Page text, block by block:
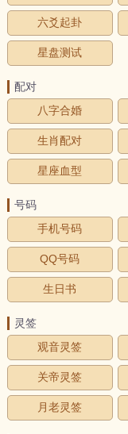
六爻起卦
星盘测试
配对
八字合婚
生肖配对
星座血型
号码
手机号码
QQ号码
生日书
灵签
观音灵签
关帝灵签
月老灵签